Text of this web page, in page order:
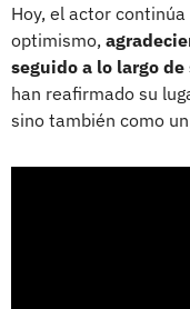
Hoy, el actor
optimismo,
seguido a lo largo de
han reafirmado su
sino también como